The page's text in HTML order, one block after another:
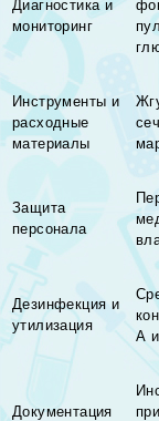
Диагностика и
мониторинг
Инструменты и
расходные
материалы
Защита
персонала
Дезинфекция и
утилизация
А
Документация